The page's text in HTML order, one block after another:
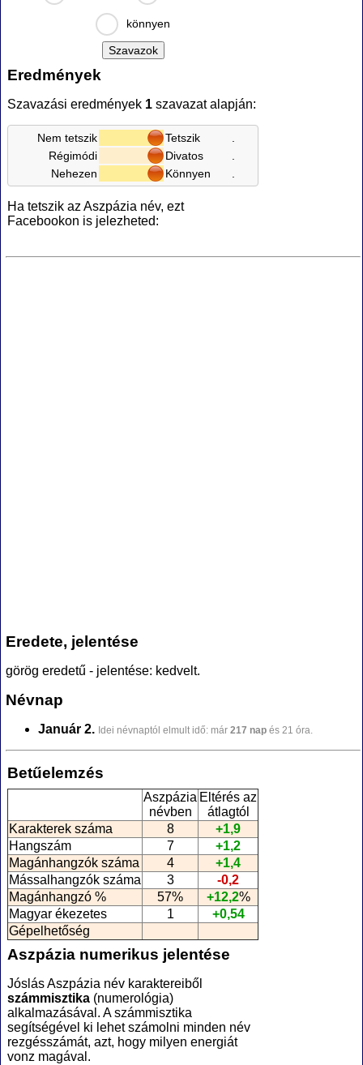
könnyen
Eredmények
Szavazási eredmények 1 szavazat alapján:
Nem tetszik Tetszik
Régimódi
Divatos
Nehezen
Könnyen
Ha tetszik az Aszpázia név, ezt
Facebookon is jelezheted:
Eredete, jelentése
görög eredetű - jelentése: kedvelt.
Névnap
Január 2. Idei névnaptól elmult idő: már 217 nap és 21 óra.
Betűelemzés
Aszpázia
névben
Eltérés az
átlagtól
Karakterek száma
8
+1,9
Hangszám
7
+1,2
Magánhangzók száma
4
+1,4
Mássalhangzók száma
3
-0,2
Magánhangzó %
57% +12,2%
Magyar ékezetes
1
+0,54
Gépelhetőség
Aszpázia numerikus jelentése
Jóslás Aszpázia név karaktereiből
számmisztika (numerológia)
alkalmazásával. A számmisztika
segítségével ki lehet számolni minden név
rezgésszámát, azt, hogy milyen energiát
vonz magával.